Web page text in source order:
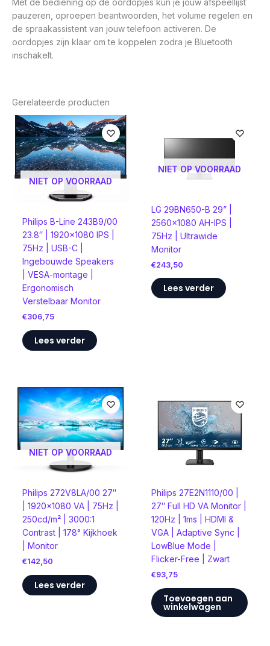
Met de bediening op de oordopjes kun je jouw afspeellijst
pauzeren, oproepen beantwoorden, het volume regelen en
de spraakassistent van jouw telefoon activeren. De
oordopjes zijn klaar om te koppelen zodra je Bluetooth
inschakelt.
Gerelateerde producten
NIET OP VOORRAAD
Philips B-Line 243B9/00
23.8″ | 1920×1080 IPS |
75Hz | USB-C |
Ingebouwde Speakers
| VESA-montage |
Ergonomisch
Verstelbaar Monitor
€306,75
Lees verder
NIET OP VOORRAAD
LG 29BN650-B 29” |
2560×1080 AH-IPS |
75Hz | Ultrawide
Monitor
€243,50
Lees verder
NIET OP VOORRAAD
Philips 272V8LA/00 27″
| 1920×1080 VA | 75Hz |
250cd/m² | 3000:1
Contrast | 178° Kijkhoek
| Monitor
€142,50
Lees verder
Philips 27E2N1110/00 |
27″ Full HD VA Monitor |
120Hz | 1ms | HDMI &
VGA | Adaptive Sync |
LowBlue Mode |
Flicker-Free | Zwart
€93,75
Toevoegen aan
winkelwagen